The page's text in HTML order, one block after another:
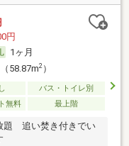
円
1ヶ月
58.87m2）
バス・トイレ別
無料 最上階
題 追い焚き付きでい